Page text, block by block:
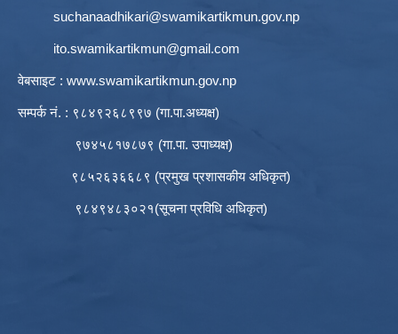
suchanaadhikari@swamikartikmun.gov.np
ito.swamikartikmun@gmail.com
वेबसाइट : www.swamikartikmun.gov.np
सम्पर्क नं. : ९८४९२६८९९७ (गा.पा.अध्यक्ष)
९७४५८१७८७९ (गा.पा. उपाध्यक्ष)
९८५२६३६६८९ (प्रमुख प्रशासकीय अधिकृत)
९८४९४८३०२१(सूचना प्रविधि अधिकृत)